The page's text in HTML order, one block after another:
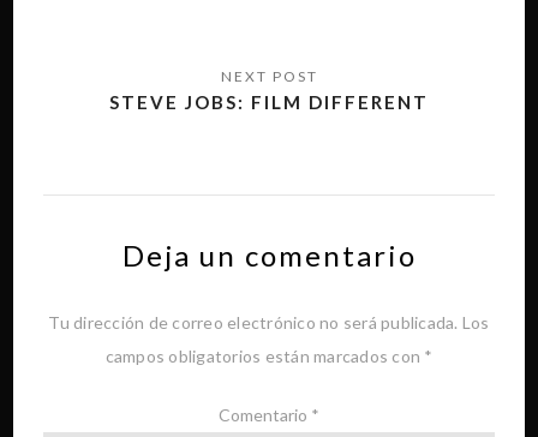
STEVE JOBS: FILM DIFFERENT
Deja un comentario
Tu dirección de correo electrónico no será publicada. Los
campos obligatorios están marcados con *
Comentario *